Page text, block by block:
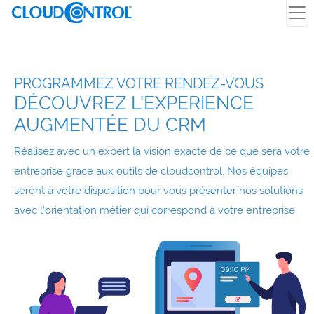
PROGRAMMEZ VOTRE RENDEZ-VOUS
DÉCOUVREZ L'EXPERIENCE
AUGMENTÉE DU CRM
Réalisez avec un expert la vision exacte de ce que sera votre
entreprise grace aux outils de cloudcontrol. Nos équipes
seront à votre disposition pour vous présenter nos solutions
avec l'orientation métier qui correspond à votre entreprise